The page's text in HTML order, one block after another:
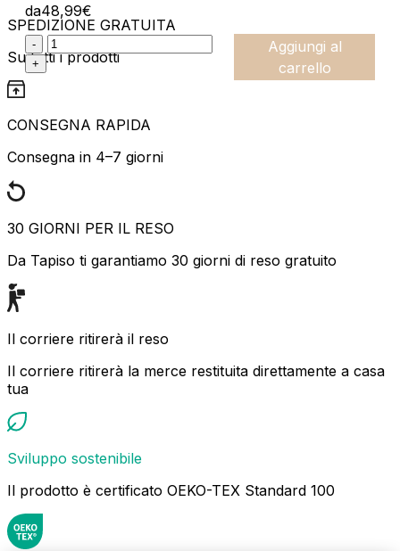
da48,99€
:product_name quantity
-
+
Aggiungi al
carrello
SPEDIZIONE GRATUITA
Su tutti i prodotti
CONSEGNA RAPIDA
Consegna in 4–7 giorni
30 GIORNI PER IL RESO
Da Tapiso ti garantiamo 30 giorni di reso gratuito
Il corriere ritirerà il reso
Il corriere ritirerà la merce restituita direttamente a casa
tua
Sviluppo sostenibile
Il prodotto è certificato OEKO-TEX Standard 100